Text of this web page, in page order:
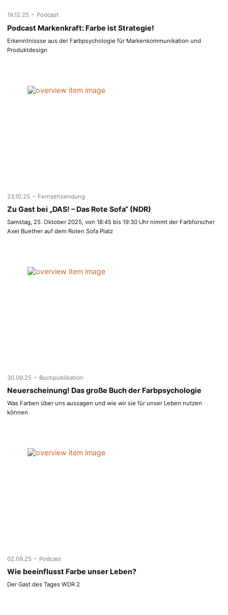
19.12.25 - Podcast
Podcast Markenkraft: Farbe ist Strategie!
Erkenntnissse aus der Farbpsychologie für Markenkommunikation und
Produktdesign
23.10.25 - Fernsehsendung
Zu Gast bei „DAS! – Das Rote Sofa“ (NDR)
Samstag, 25. Oktober 2025, von 18:45 bis 19:30 Uhr nimmt der Farbforscher
Axel Buether auf dem Roten Sofa Platz
30.09.25 - Buchpublikation
Neuerscheinung! Das große Buch der Farbpsychologie
Was Farben über uns aussagen und wie wir sie für unser Leben nutzen
können
02.09.25 - Podcast
Wie beeinflusst Farbe unser Leben?
Der Gast des Tages WDR 2